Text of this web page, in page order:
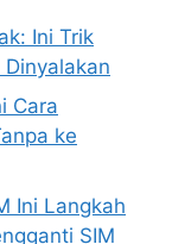
Ini Trik
Cara
ke
Ini Langkah
SIM